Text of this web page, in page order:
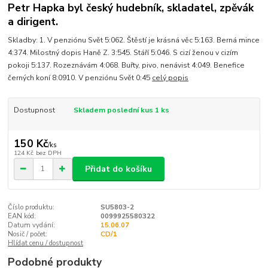
Petr Hapka byl český hudebník, skladatel, zpěvák
a dirigent.
Skladby: 1. V penziónu Svět 5:062. Štěstí je krásná věc 5:163. Berná mince
4:374. Milostný dopis Haně Z. 3:545. Stáří 5:046. S cizí ženou v cizím
pokoji 5:137. Rozeznávám 4:068. Buřty, pivo, nenávist 4:049. Benefice
černých koní 8:0910. V penziónu Svět 0:45 celý popis
Dostupnost Skladem poslední kus 1 ks
150 Kč/ks
124 Kč bez DPH
Přidat do košíku
Číslo produktu:
SU5803-2
EAN kód:
0099925580322
Datum vydání:
15.06.07
Nosič / počet:
CD/1
Hlídat cenu / dostupnost
Podobné produkty